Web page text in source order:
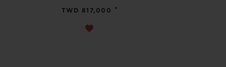
TWD 817,000 •